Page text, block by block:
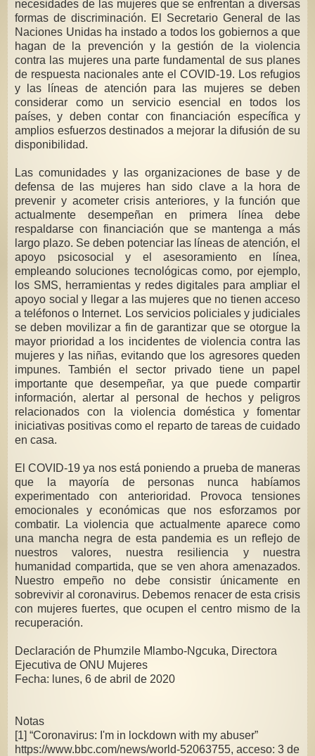
necesidades de las mujeres que se enfrentan a diversas
formas de discriminación. El Secretario General de las
Naciones Unidas ha instado a todos los gobiernos a que
hagan de la prevención y la gestión de la violencia
contra las mujeres una parte fundamental de sus planes
de respuesta nacionales ante el COVID-19. Los refugios
y las líneas de atención para las mujeres se deben
considerar como un servicio esencial en todos los
países, y deben contar con financiación específica y
amplios esfuerzos destinados a mejorar la difusión de su
disponibilidad.
Las comunidades y las organizaciones de base y de
defensa de las mujeres han sido clave a la hora de
prevenir y acometer crisis anteriores, y la función que
actualmente desempeñan en primera línea debe
respaldarse con financiación que se mantenga a más
largo plazo. Se deben potenciar las líneas de atención, el
apoyo psicosocial y el asesoramiento en línea,
empleando soluciones tecnológicas como, por ejemplo,
los SMS, herramientas y redes digitales para ampliar el
apoyo social y llegar a las mujeres que no tienen acceso
a teléfonos o Internet. Los servicios policiales y judiciales
se deben movilizar a fin de garantizar que se otorgue la
mayor prioridad a los incidentes de violencia contra las
mujeres y las niñas, evitando que los agresores queden
impunes. También el sector privado tiene un papel
importante que desempeñar, ya que puede compartir
información, alertar al personal de hechos y peligros
relacionados con la violencia doméstica y fomentar
iniciativas positivas como el reparto de tareas de cuidado
en casa.
El COVID-19 ya nos está poniendo a prueba de maneras
que la mayoría de personas nunca habíamos
experimentado con anterioridad. Provoca tensiones
emocionales y económicas que nos esforzamos por
combatir. La violencia que actualmente aparece como
una mancha negra de esta pandemia es un reflejo de
nuestros valores, nuestra resiliencia y nuestra
humanidad compartida, que se ven ahora amenazados.
Nuestro empeño no debe consistir únicamente en
sobrevivir al coronavirus. Debemos renacer de esta crisis
con mujeres fuertes, que ocupen el centro mismo de la
recuperación.
Declaración de Phumzile Mlambo-Ngcuka, Directora
Ejecutiva de ONU Mujeres
Fecha: lunes, 6 de abril de 2020
Notas
[1] “Coronavirus: I'm in lockdown with my abuser”
https://www.bbc.com/news/world-52063755, acceso: 3 de